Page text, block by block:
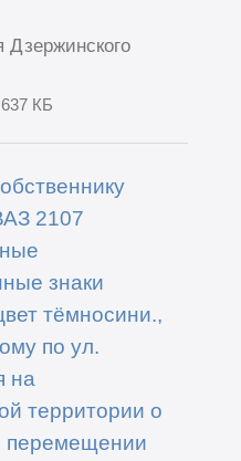
КБ
2107
знаки
тёмносини.,
по ул.
на
территории о
перемещении